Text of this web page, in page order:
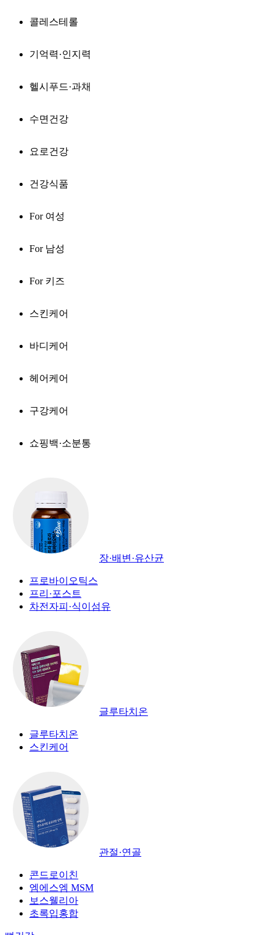
콜레스테롤
기억력·인지력
헬시푸드·과채
수면건강
요로건강
건강식품
For 여성
For 남성
For 키즈
스킨케어
바디케어
헤어케어
구강케어
쇼핑백·소분통
장·배변·유산균
프로바이오틱스
프리·포스트
차전자피·식이섬유
글루타치온
글루타치온
스킨케어
관절·연골
콘드로이친
엠에스엠 MSM
보스웰리아
초록입홍합